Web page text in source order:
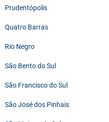
Prudentópolis
Quatro Barras
Rio Negro
São Bento do Sul
São Francisco do Sul
São José dos Pinhais